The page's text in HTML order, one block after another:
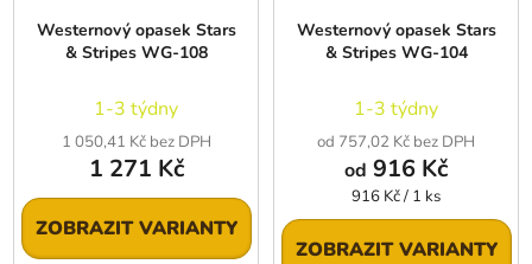
Westernový opasek Stars
& Stripes WG-108
1-3 týdny
1 050,41 Kč bez DPH
1 271 Kč
ZOBRAZIT VARIANTY
Westernový opasek Stars
& Stripes WG-104
1-3 týdny
od 757,02 Kč bez DPH
od 916 Kč
Měrná
cena:
916 Kč / 1 ks
ZOBRAZIT VARIANTY